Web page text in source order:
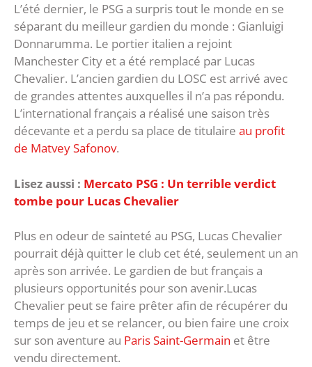
L’été dernier, le PSG a surpris tout le monde en se
séparant du meilleur gardien du monde : Gianluigi
Donnarumma. Le portier italien a rejoint
Manchester City et a été remplacé par Lucas
Chevalier. L’ancien gardien du LOSC est arrivé avec
de grandes attentes auxquelles il n’a pas répondu.
L’international français a réalisé une saison très
décevante et a perdu sa place de titulaire au profit
de Matvey Safonov.
Lisez aussi : Mercato PSG : Un terrible verdict
tombe pour Lucas Chevalier
Plus en odeur de sainteté au PSG, Lucas Chevalier
pourrait déjà quitter le club cet été, seulement un an
après son arrivée. Le gardien de but français a
plusieurs opportunités pour son avenir.Lucas
Chevalier peut se faire prêter afin de récupérer du
temps de jeu et se relancer, ou bien faire une croix
sur son aventure au Paris Saint-Germain et être
vendu directement.